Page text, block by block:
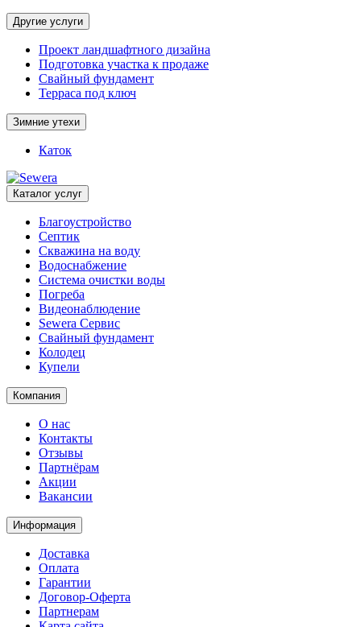
Другие услуги
Проект ландшафтного дизайна
Подготовка участка к продаже
Свайный фундамент
Терраса под ключ
Зимние утехи
Каток
Каталог услуг
Благоустройство
Септик
Скважина на воду
Водоснабжение
Система очистки воды
Погреба
Видеонаблюдение
Sewera Сервис
Свайный фундамент
Колодец
Купели
Компания
О нас
Контакты
Отзывы
Партнёрам
Акции
Вакансии
Информация
Доставка
Оплата
Гарантии
Договор-Оферта
Партнерам